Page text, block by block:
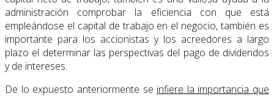
administración comprobar la eficiencia con que está
empleándose el capital de trabajo en el negocio, también es
importante para los accionistas y los acreedores a largo
plazo el determinar las perspectivas del pago de dividendos
y de intereses.
De lo expuesto anteriormente se infiere la importancia que